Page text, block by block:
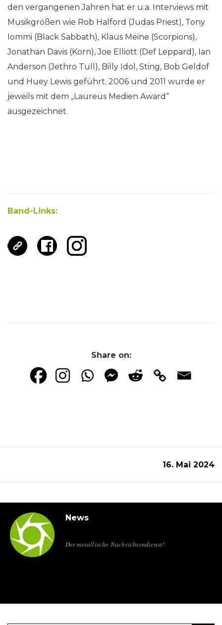
den vergangenen Jahren hat er u.a. Interviews mit
Musikgrößen wie Rob Halford (Judas Priest), Tony
Iommi (Black Sabbath), Klaus Meine (Scorpions),
Jonathan Davis (Korn), Joe Elliott (Def Leppard), Ian
Anderson (Jethro Tull), Billy Idol, Sting, Bob Geldof
und Huey Lewis geführt. 2006 und 2011 wurde er
jeweils mit dem „Laureus Medien Award“
ausgezeichnet.
Band-Links:
Share on:
16. Mai 2024
News
Der metallische Nachrichtendienst!